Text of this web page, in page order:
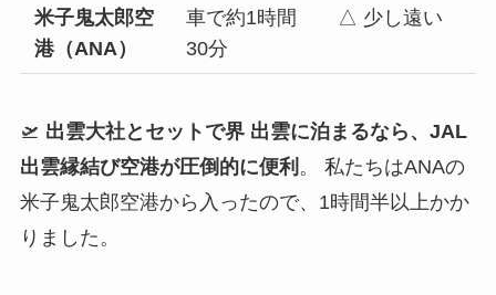
米子鬼太郎空
港（ANA）
車で約1時間
30分
△ 少し遠い
🛫 出雲大社とセットで界 出雲に泊まるなら、JAL
出雲縁結び空港が圧倒的に便利 。 私たちはANAの
米子鬼太郎空港から入ったので、1時間半以上かか
りました。